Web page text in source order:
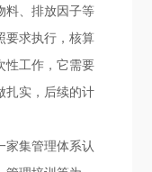
料、排放因子等
要求执行，核算
性工作，它需要
扎实，后续的计
家集管理体系认